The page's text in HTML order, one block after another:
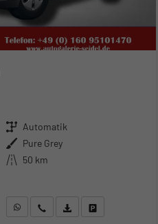
Getriebe Automatik
Außenfarbe Pure Grey
Kilometerstand 50 km
WhatsApp anfragen
Wir rufen Sie anFahrzeugexposé (PDF)